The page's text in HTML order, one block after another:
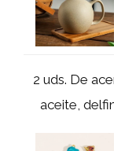
2 uds. De
aceite,